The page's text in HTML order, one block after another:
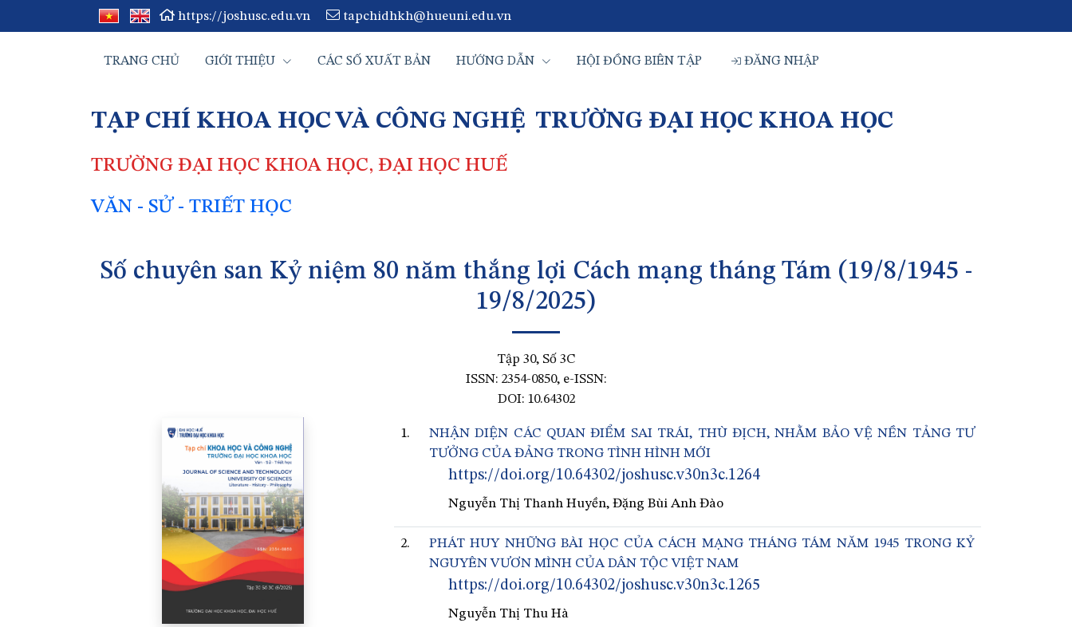
https://joshusc.edu.vn tapchidhkh@hueuni.edu.vn
TRANG CHỦ GIỚI THIỆU CÁC SỐ XUẤT BẢN HƯỚNG DẪN HỘI ĐỒNG BIÊN TẬP ĐĂNG NHẬP
TẠP CHÍ KHOA HỌC VÀ CÔNG NGHỆ TRƯỜNG ĐẠI HỌC KHOA HỌC
TRƯỜNG ĐẠI HỌC KHOA HỌC, ĐẠI HỌC HUẾ
VĂN - SỬ - TRIẾT HỌC
Số chuyên san Kỷ niệm 80 năm thắng lợi Cách mạng tháng Tám (19/8/1945 -
19/8/2025)
Tập 30, Số 3C
ISSN: 2354-0850, e-ISSN:
DOI: 10.64302
1.
NHẬN DIỆN CÁC QUAN ĐIỂM SAI TRÁI, THÙ ĐỊCH, NHẰM BẢO VỆ NỀN TẢNG TƯ
TƯỞNG CỦA ĐẢNG TRONG TÌNH HÌNH MỚI
https://doi.org/10.64302/joshusc.v30n3c.1264
Nguyễn Thị Thanh Huyền, Đặng Bùi Anh Đào
2.
PHÁT HUY NHỮNG BÀI HỌC CỦA CÁCH MẠNG THÁNG TÁM NĂM 1945 TRONG KỶ
NGUYÊN VƯƠN MÌNH CỦA DÂN TỘC VIỆT NAM
https://doi.org/10.64302/joshusc.v30n3c.1265
Nguyễn Thị Thu Hà